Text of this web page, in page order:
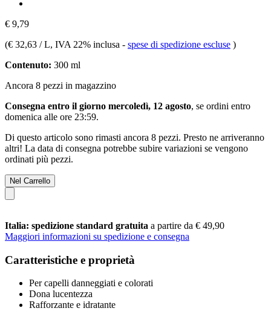
€ 9,79
(€ 32,63 / L, IVA 22% inclusa - spese di spedizione escluse )
Contenuto: 300 ml
Ancora 8 pezzi in magazzino
Consegna entro il giorno mercoledì, 12 agosto, se ordini entro
domenica alle ore 23:59.
Di questo articolo sono rimasti ancora 8 pezzi. Presto ne arriveranno
altri! La data di consegna potrebbe subire variazioni se vengono
ordinati più pezzi.
Nel Carrello
Italia: spedizione standard gratuita a partire da € 49,90
Maggiori informazioni su spedizione e consegna
Caratteristiche e proprietà
Per capelli danneggiati e colorati
Dona lucentezza
Rafforzante e idratante